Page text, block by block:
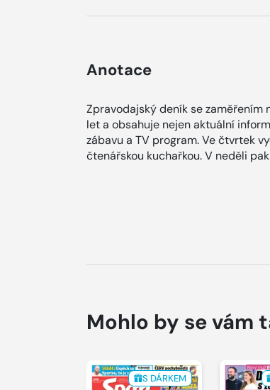
Anotace
Zpravodajský deník se zaměřením
let a obsahuje nejen aktuální
zábavu a TV program. Ve čtvrtek
čtenářskou kuchařkou. V neděli
Mohlo by se vám
S DÁRKEM